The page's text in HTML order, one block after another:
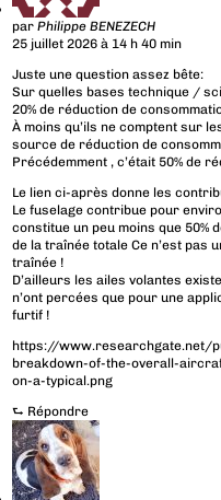
parPhilippe BENEZECH
25 juillet 2026 à 14 h 40 min
Juste une question assez bête:
Sur quelles bases technique /
20% de réduction de
À moins qu’ils ne comptent sur
source de réduction de
Précédemment , c’était 50% de
Le lien ci-après donne les
Le fuselage contribue pour
constitue un peu moins que 50%
de la traînée totale Ce n’est pas
traînée !
D’ailleurs les ailes volantes
n’ont percées que pour une
furtif !
https://www.researchgate.net/
breakdown-of-the-overall-
on-a-typical.png
⮑ Répondre